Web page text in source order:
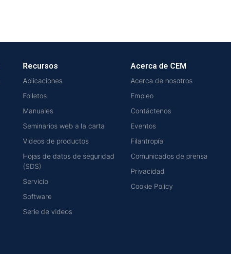
Recursos
Aplicaciones
Folletos
Manuales
Seminarios web a la carta
Videos de productos
Hojas de datos de seguridad
(SDS)
Servicio
Software
Serie de videos
Acerca de CEM
Acerca de nosotros
Empleo
Contáctenos
Eventos
Filantropía
Comunicados de prensa
Privacidad
Cookie Policy